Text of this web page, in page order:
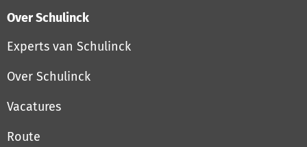
Over Schulinck
Experts van Schulinck
Over Schulinck
Vacatures
Route